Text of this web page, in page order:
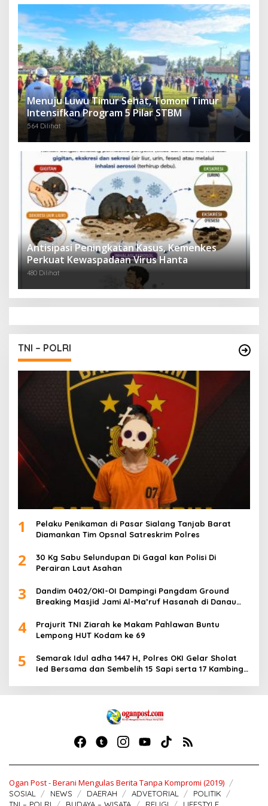
Menuju Luwu Timur Sehat, Tomoni Timur
Intensifkan Program 5 Pilar STBM
564 Dilihat
Antisipasi Peningkatan Kasus, Kemenkes
Perkuat Kewaspadaan Virus Hanta
480 Dilihat
TNI – POLRI
1
Pelaku Penikaman di Pasar Sialang Tanjab Barat
Diamankan Tim Opsnal Satreskrim Polres
2
30 Kg Sabu Selundupan Di Gagal kan Polisi Di
Perairan Laut Asahan
3
Dandim 0402/OKI-OI Dampingi Pangdam Ground
Breaking Masjid Jami Al-Ma’ruf Hasanah di Danau
4
Prajurit TNI Ziarah ke Makam Pahlawan Buntu
Lempong HUT Kodam ke 69
5
Semarak Idul adha 1447 H, Polres OKI Gelar Sholat
Ied Bersama dan Sembelih 15 Sapi serta 17 Kambing
Ogan Post - Berani Mengulas Berita Tanpa Kompromi (2019)
SOSIAL NEWS DAERAH ADVETORIAL
POLITIK